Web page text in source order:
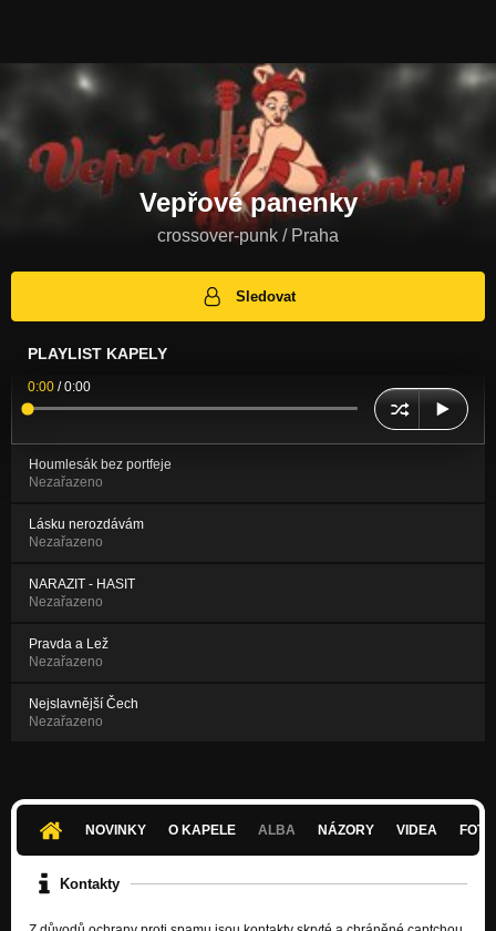
Vepřové panenky
crossover-punk / Praha
Sledovat
PLAYLIST KAPELY
0:00 /0:00
Houmlesák bez portfeje
Nezařazeno
Lásku nerozdávám
Nezařazeno
NARAZIT - HASIT
Nezařazeno
Pravda a Lež
Nezařazeno
Nejslavnější Čech
Nezařazeno
NOVINKY O KAPELE ALBA NÁZORY VIDEA
Kontakty